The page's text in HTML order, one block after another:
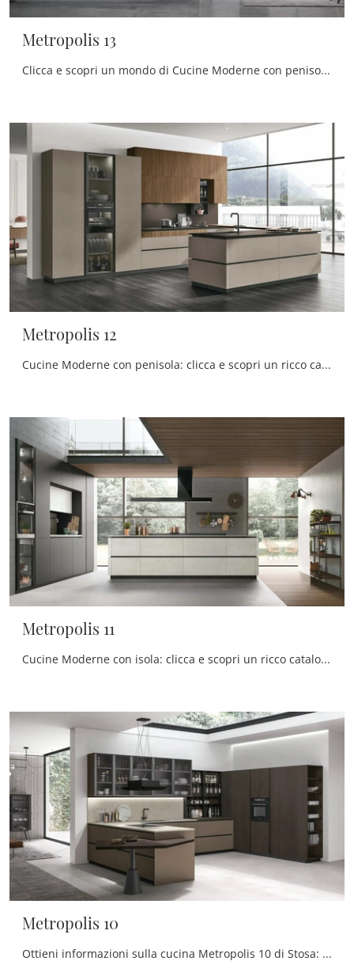
Metropolis 13
Clicca e scopri un mondo di Cucine Moderne con penisola: la cucina Metropolis 13 Stosa in Pet ti aspetta!
Metropolis 12
Cucine Moderne con penisola: clicca e scopri un ricco catalogo di soluzioni della firma Stosa, tra cui il modello Metropolis 12.
Metropolis 11
Cucine Moderne con isola: clicca e scopri un ricco catalogo di soluzioni del marchio Stosa, tra cui il modello Metropolis 11.
Metropolis 10
Ottieni informazioni sulla cucina Metropolis 10 di Stosa: questa soluzione in Pet sarà la scelta ideale per te!